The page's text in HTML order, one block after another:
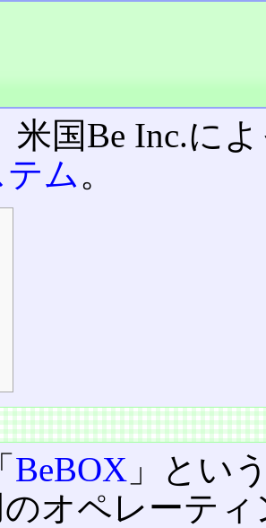
米国Be Inc.に
ム 。
BeBOX 」とい
のオペレーテ